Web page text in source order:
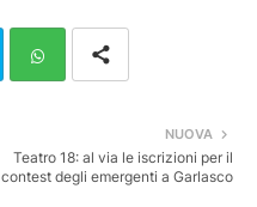
ats
NUOVA
Teatro 18: al via le iscrizioni per il
contest degli emergenti a Garlasco